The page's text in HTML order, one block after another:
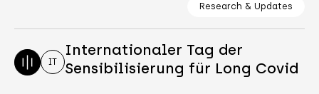
Research & Updates
IT
Internationaler Tag der
Sensibilisierung für Long Covid